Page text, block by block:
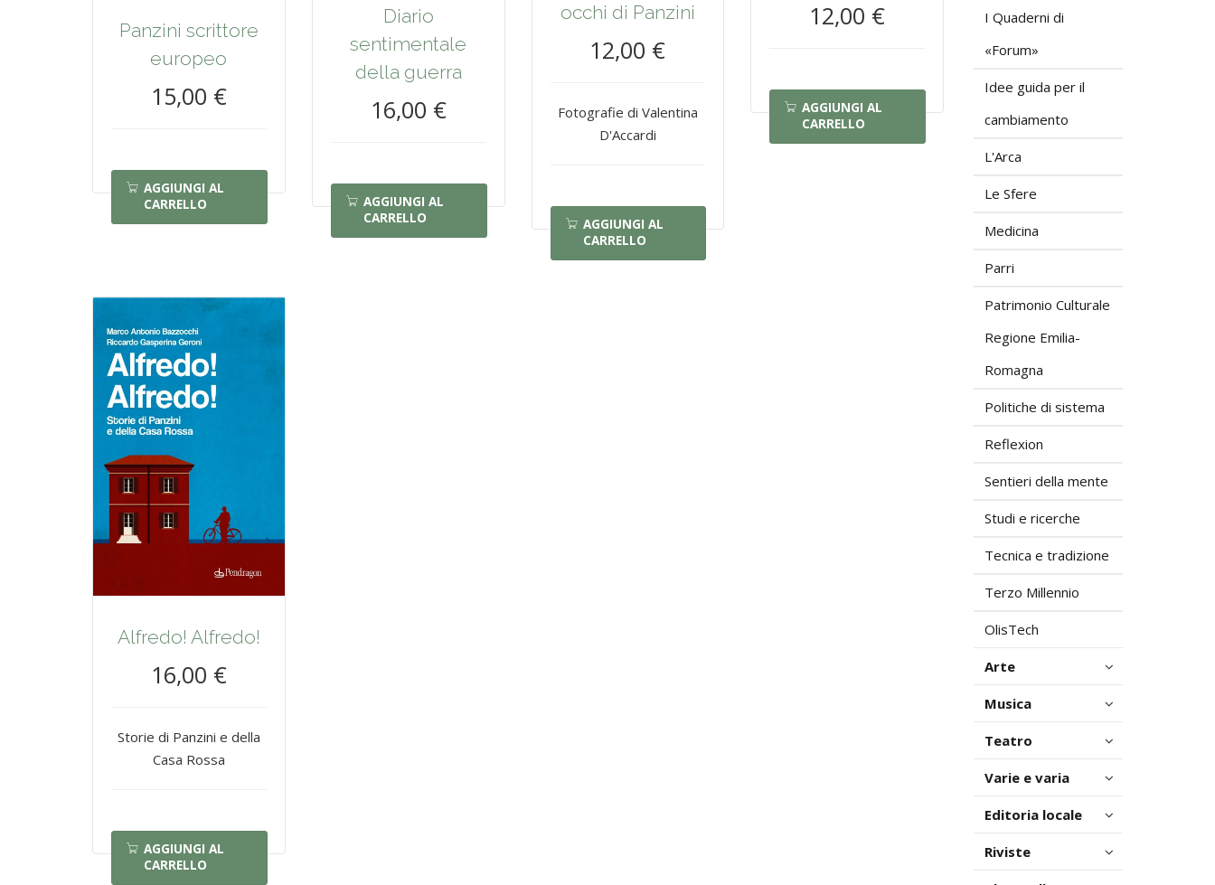
Panzini scrittore
europeo
15,00 €
AGGIUNGI AL
CARRELLO
Diario
sentimentale
della guerra
16,00 €
AGGIUNGI AL
CARRELLO
occhi di Panzini
12,00 €
Fotografie di Valentina
D'Accardi
AGGIUNGI AL
CARRELLO
12,00 €
AGGIUNGI AL
CARRELLO
Alfredo! Alfredo!
16,00 €
Storie di Panzini e della
Casa Rossa
AGGIUNGI AL
CARRELLO
I Quaderni di
«Forum»
Idee guida per il
cambiamento
L'Arca
Le Sfere
Medicina
Parri
Patrimonio Culturale
Regione Emilia-
Romagna
Politiche di sistema
Reflexion
Sentieri della mente
Studi e ricerche
Tecnica e tradizione
Terzo Millennio
OlisTech
Arte
Musica
Teatro
Varie e varia
Editoria locale
Riviste